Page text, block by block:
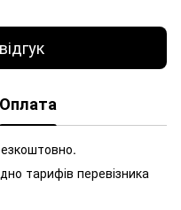
Оплата
тарифів перевізника